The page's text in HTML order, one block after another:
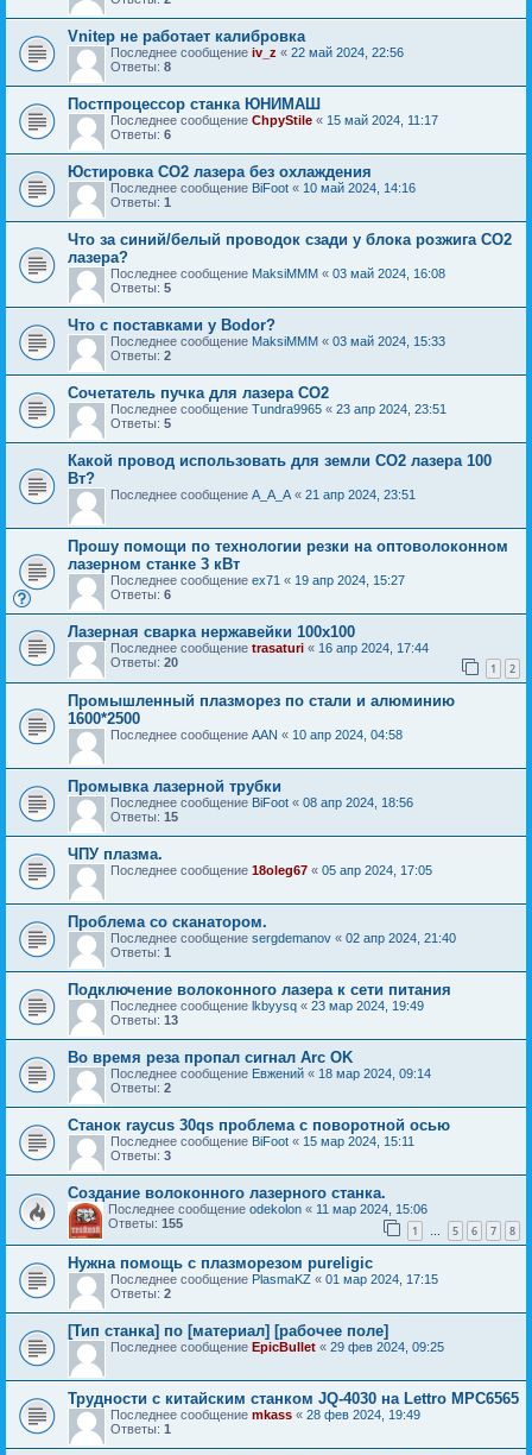
Vnitep не работает калибровка
Последнее сообщение iv_z « 22 май 2024, 22:56
Ответы: 8
Постпроцессор станка ЮНИМАШ
Последнее сообщение ChpyStile « 15 май 2024, 11:17
Ответы: 6
Юстировка CO2 лазера без охлаждения
Последнее сообщение BiFoot « 10 май 2024, 14:16
Ответы: 1
Что за синий/белый проводок сзади у блока розжига CO2
лазера?
Последнее сообщение MaksiMMM « 03 май 2024, 16:08
Ответы: 5
Что с поставками у Bodor?
Последнее сообщение MaksiMMM « 03 май 2024, 15:33
Ответы: 2
Сочетатель пучка для лазера CO2
Последнее сообщение Tundra9965 « 23 апр 2024, 23:51
Ответы: 5
Какой провод использовать для земли CO2 лазера 100
Вт?
Последнее сообщение A_A_A « 21 апр 2024, 23:51
Прошу помощи по технологии резки на оптоволоконном
лазерном станке 3 кВт
Последнее сообщение ex71 « 19 апр 2024, 15:27
Ответы: 6
Лазерная сварка нержавейки 100х100
Последнее сообщение trasaturi « 16 апр 2024, 17:44
Ответы: 20 1 2
Промышленный плазморез по стали и алюминию
1600*2500
Последнее сообщение AAN « 10 апр 2024, 04:58
Промывка лазерной трубки
Последнее сообщение BiFoot « 08 апр 2024, 18:56
Ответы: 15
ЧПУ плазма.
Последнее сообщение 18oleg67 « 05 апр 2024, 17:05
Проблема со сканатором.
Последнее сообщение sergdemanov « 02 апр 2024, 21:40
Ответы: 1
Подключение волоконного лазера к сети питания
Последнее сообщение lkbyysq « 23 мар 2024, 19:49
Ответы: 13
Во время реза пропал сигнал Arc OK
Последнее сообщение Евжений « 18 мар 2024, 09:14
Ответы: 2
Станок raycus 30qs проблема с поворотной осью
Последнее сообщение BiFoot « 15 мар 2024, 15:11
Ответы: 3
Создание волоконного лазерного станка.
Последнее сообщение odekolon « 11 мар 2024, 15:06
Ответы: 155 1 … 5 6 7 8
Нужна помощь с плазморезом pureligic
Последнее сообщение PlasmaKZ « 01 мар 2024, 17:15
Ответы: 2
[Тип станка] по [материал] [рабочее поле]
Последнее сообщение EpicBullet « 29 фев 2024, 09:25
Трудности с китайским станком JQ-4030 на Lettro MPC6565
Последнее сообщение mkass « 28 фев 2024, 19:49
Ответы: 1